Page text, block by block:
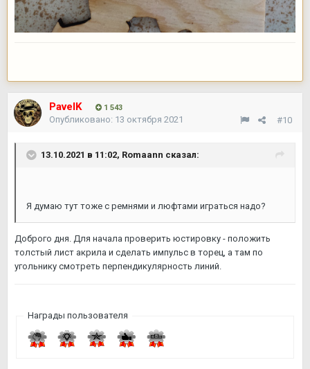
PavelK 1 543
#10
Опубликовано: 13 октября 2021
13.10.2021 в 11:02, Romaann сказал:
Я думаю тут тоже с ремнями и люфтами играться надо?
Доброго дня. Для начала проверить юстировку - положить
толстый лист акрила и сделать импульс в торец, а там по
угольнику смотреть перпендикулярность линий.
Награды пользователя